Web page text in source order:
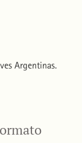
Argentinas.